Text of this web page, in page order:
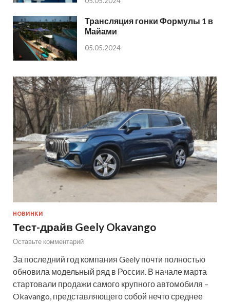
Трансляция гонки Формулы 1 в
Майами
05.05.2024
НОВИНКИ
Тест-драйв Geely Okavango
Оставьте комментарий
За последний год компания Geely почти полностью
обновила модельный ряд в России. В начале марта
стартовали продажи самого крупного автомобиля –
Okavango, представляющего собой нечто среднее